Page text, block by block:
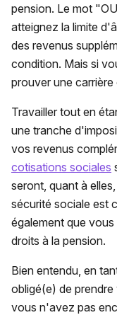
pension. Le mot
atteignez la limite
des revenus
condition. Mais si
prouver une carrière
Travailler tout en
une tranche
vos revenus
cotisations sociales
seront, quant à
sécurité sociale est
également que
droits à la pension.
Bien entendu, en
obligé(e) de
vous n'avez pas